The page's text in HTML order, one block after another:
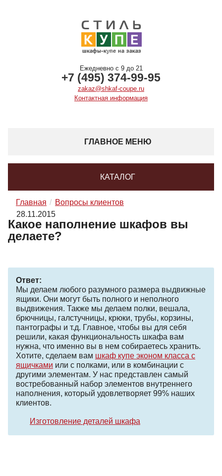
Ежедневно с 9 до 21
+7 (495) 374-99-95
zakaz@shkaf-coupe.ru
Контактная информация
ГЛАВНОЕ МЕНЮ
КАТАЛОГ
Главная
Вопросы клиентов
28.11.2015
Какое наполнение шкафов вы
делаете?
Ответ:
Мы делаем любого разумного размера выдвижные
ящики. Они могут быть полного и неполного
выдвижения. Также мы делаем полки, вешала,
брючницы, галстучницы, крюки, трубы, корзины,
пантографы и т.д. Главное, чтобы вы для себя
решили, какая функциональность шкафа вам
нужна, что именно вы в нем собираетесь хранить.
Хотите, сделаем вам шкаф купе эконом класса с
ящичками или с полками, или в комбинации с
другими элементам. У нас представлен самый
востребованный набор элементов внутреннего
наполнения, который удовлетворяет 99% наших
клиентов.
Изготовление деталей шкафа